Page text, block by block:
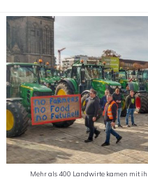
Mehr als 400 Landwirte kamen mit